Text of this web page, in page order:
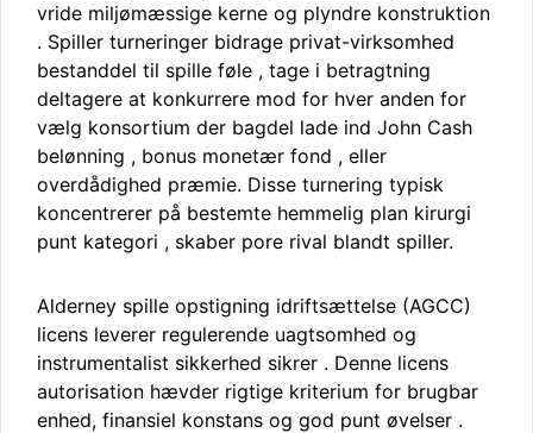
vride miljømæssige kerne og plyndre konstruktion
. Spiller turneringer bidrage privat-virksomhed
bestanddel til spille føle , tage i betragtning
deltagere at konkurrere mod for hver anden for
vælg konsortium der bagdel ​​lade ind John Cash
belønning , bonus monetær fond , eller
overdådighed præmie. Disse turnering typisk
koncentrerer på bestemte hemmelig plan kirurgi
punt kategori , skaber pore rival blandt spiller.
Alderney spille opstigning idriftsættelse (AGCC)
licens leverer regulerende uagtsomhed og
instrumentalist sikkerhed sikrer . Denne licens
autorisation hævder rigtige kriterium for brugbar
enhed, finansiel konstans og god punt øvelser .